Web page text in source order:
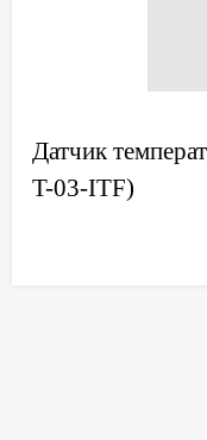
Датчик
T-03-ITF)